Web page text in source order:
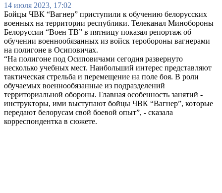
14 июля 2023, 17:02
Бойцы ЧВК “Вагнер” приступили к обучению белорусских
военных на территории республики. Телеканал Минобороны
Белоруссии “Воен ТВ” в пятницу показал репортаж об
обучении военнообязанных из войск теробороны вагнерами
на полигоне в Осиповичах.
“На полигоне под Осиповичами сегодня развернуто
несколько учебных мест. Наибольший интерес представляют
тактическая стрельба и перемещение на поле боя. В роли
обучаемых военнообязанные из подразделений
территориальной обороны. Главная особенность занятий -
инструкторы, ими выступают бойцы ЧВК “Вагнер”, которые
передают белорусам свой боевой опыт”, - сказала
корреспондентка в сюжете.